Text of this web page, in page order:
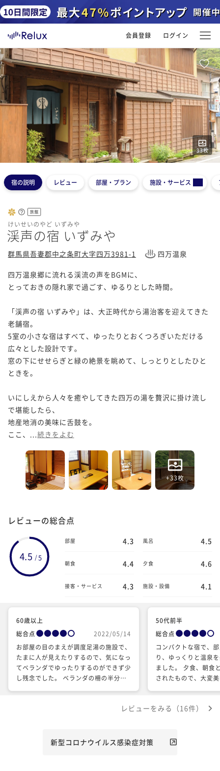
会員登録 ログイン
33枚
1234 5
宿の説明 レビュー 部屋・プラン 施設・サービス
旅館
けいせいのやど いずみや
渓声の宿 いずみや
群馬県吾妻郡中之条町大字四万3981-1 四万温泉
四万温泉郷に流れる渓流の声をBGMに、
とっておきの隠れ家で過ごす、ゆるりとした時間。
「渓声の宿 いずみや」は、大正時代から湯治客を迎えてきた
老舗宿。
5室の小さな宿はすべて、ゆったりとおくつろぎいただける
広々とした設計です。
窓の下にせせらぎと緑の絶景を眺めて、しっとりとしたひと
ときを。
いにしえから人々を癒やしてきた四万の湯を贅沢に掛け流し
で堪能したら、
地産地消の美味に舌鼓を。
ここ、... 続きをよむ
+33枚
レビューの総合点
4.5 / 5
部屋 4.3 風呂 4.5
朝食 4.4 夕食 4.6
接客・サービス 4.3 施設・設備 4.1
60歳以上
総合点
2022/05/14
お部屋の目のまえが調度足湯の施設で、
たまに人が見えたりするので、気になっ
てベランダでゆったりするのができず少
し残念でした。 ベランダの柵の半分く
食事は朝も夕も、量がたくさんでおなか
50代前半
総合点
コンパクトな宿で、
り、ゆっくりと温泉
ました。 夕食、朝食
されたもので、大変
には広いベッドが二
が必要です。次回は
レビューをみる（16件）
新型コロナウイルス感染症対策